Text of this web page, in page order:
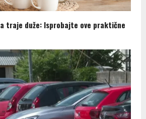
traje duže: Isprobajte ove praktične